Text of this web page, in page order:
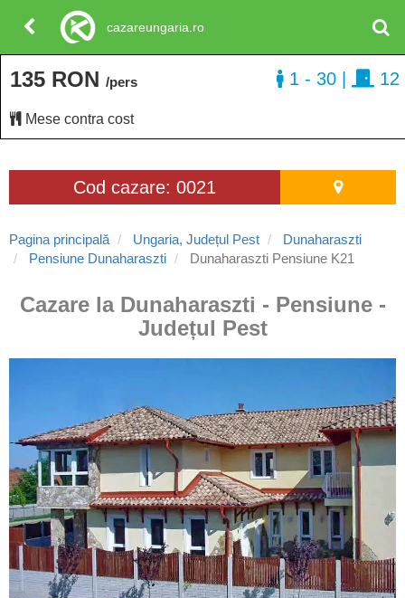
Cod cazare: 0021
Pagina principală Ungaria, Județul Pest
Dunaharaszti
Pensiune Dunaharaszti
Dunaharaszti Pensiune K21
Cazare la Dunaharaszti - Pensiune -
Județul Pest
135 RON /pers
Mese contra cost
1 - 30 12
cazareungaria.ro